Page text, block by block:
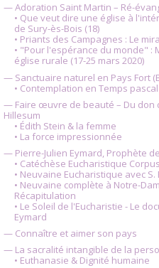
— Adoration Saint Martin – Ré-
• Que veut dire une église à
de Sury-ès-Bois (18)
• Priants des Campagnes : Le
• "Pour l'espérance du monde" :
église rurale (17-25 mars 2020)
— Sanctuaire naturel en Pays Fort
• Contemplation en Temps
— Faire œuvre de beauté – Du don
Hillesum
• Édith Stein & la femme
• La force impressionnée
— Pierre-Julien Eymard, Prophète
• Catéchèse Eucharistique
• Neuvaine Eucharistique avec
• Neuvaine complète à Notre-
Récapitulation
• Le Soleil de l'Eucharistie - Le
Eymard
— Connaître et aimer son pays
— La sacralité intangible de la
• Euthanasie & Dignité humaine